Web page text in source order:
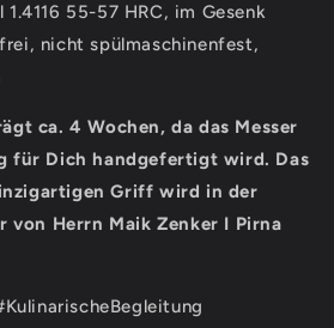
55-57 HRC, im Gesenk
nicht spülmaschinenfest,
ca. 4 Wochen, da das Messer
für Dich handgefertigt wird. Das
Griff wird in der
von Herrn Maik Zenker I Pirna